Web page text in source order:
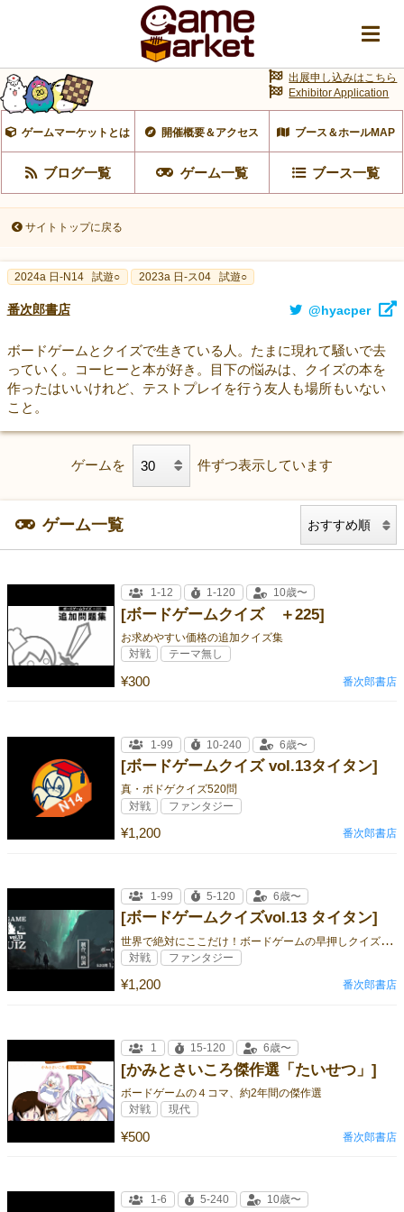
ゲームマーケットとは 開催概要＆アクセス ブース＆ホールMAP
ブログ一覧 ゲーム一覧 ブース一覧
出展申し込みはこちら
Exhibitor Application
サイトトップに戻る
2024a 日-N14 試遊○ 2023a 日-ス04 試遊○
番次郎書店 @hyacper
ボードゲームとクイズで生きている人。たまに現れて騒いで去
っていく。コーヒーと本が好き。目下の悩みは、クイズの本を
作ったはいいけれど、テストプレイを行う友人も場所もいない
こと。
ゲームを 件ずつ表示しています
ゲーム一覧
[ボードゲームクイズ ＋225]
お求めやすい価格の追加クイズ集
¥300
1-12 1-120 10歳〜
対戦 テーマ無し
番次郎書店
[ボードゲームクイズ vol.13タイタン]
真・ボドゲクイズ520問
¥1,200
1-99 10-240 6歳〜
対戦 ファンタジー
番次郎書店
[ボードゲームクイズvol.13 タイタン]
世
界で絶対にここだけ！ボードゲームの早押しクイズ問題集
¥1,200
1-99 5-120 6歳〜
対戦 ファンタジー
番次郎書店
[かみとさいころ傑作選「たいせつ」]
ボードゲームの４コマ、約2年間の傑作選
¥500
1 15-120 6歳〜
対戦 現代
番次郎書店
1-6 5-240 10歳〜